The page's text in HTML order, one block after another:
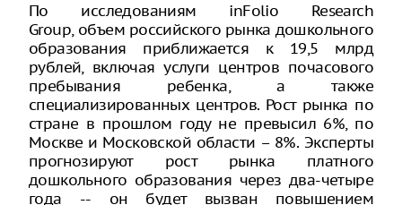
По исследованиям inFolio Research
Group, объем российского рынка дошкольного
образования приближается к 19,5 млрд
рублей, включая услуги центров почасового
пребывания ребенка, а также
специализированных центров. Рост рынка по
стране в прошлом году не превысил 6%, по
Москве и Московской области – 8%. Эксперты
прогнозируют рост рынка платного
дошкольного образования через два-четыре
года -- он будет вызван повышением